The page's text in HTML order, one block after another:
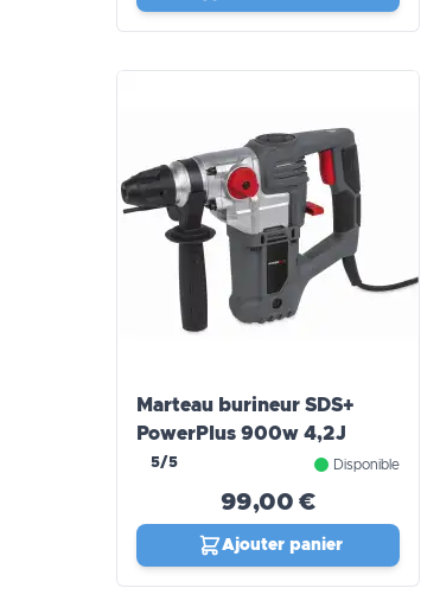
Marteau burineur SDS+
PowerPlus 900w 4,2J
5/5 Disponible
99,00 €
Ajouter panier